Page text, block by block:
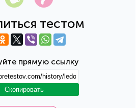
тестом
прямую ссылку
Скопировать